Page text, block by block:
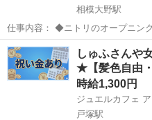
相模大野駅
仕事内容： ◆ニトリのオープニン
スタッフ◆ 【仕事内容】 【2ヶ月の短期勤務】 商品陳列・レジ・接
客・荷受・梱包 ※適性を考慮し、
月初旬～勤務開始 ★10...
神奈川 相模原市 相模大野駅
しゅふさんや
★【髪色自由
時給1,300円
戸塚駅